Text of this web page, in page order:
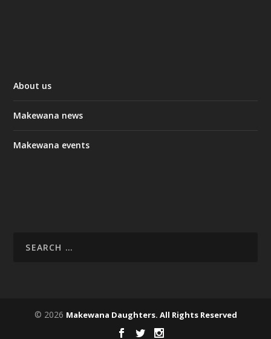
About us
Makewana news
Makewana events
© 2026 Makewana Daughters. All Rights Reserved